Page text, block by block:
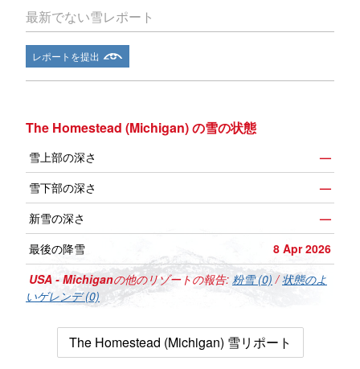
最新でない雪レポート
レポートを提出
The Homestead (Michigan) の雪の状態
雪上部の深さ
—
雪下部の深さ
—
新雪の深さ
—
最後の降雪
8 Apr 2026
USA - Michiganの他のリゾートの報告: 粉雪 (0) /状態のよ
いゲレンデ (0)
The Homestead (Michigan) 雪リポート